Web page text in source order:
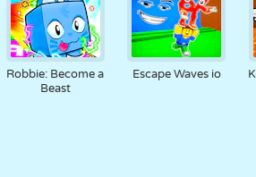
Robbie: Become a
Beast
Escape Waves io